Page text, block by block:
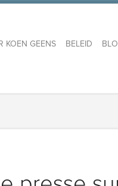
KOEN GEENS BELEID